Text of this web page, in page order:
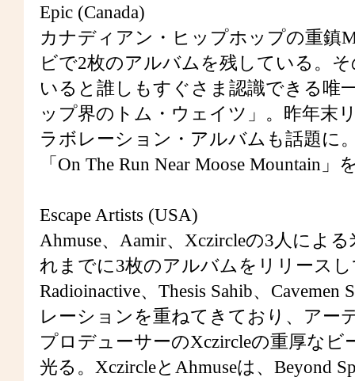
Epic (Canada)
カナディアン・ヒップホップの重鎮
ビで2枚のアルバムを残している。
いると誰しもすぐさま認識できる唯
ップ界のトム・ウェイツ」。昨年末
ラボレーション・アルバムも話題に
「On The Run Near Moose Mountain
Escape Artists (USA)
Ahmuse、Aamir、Xczircleの3人によ
れまでに3枚のアルバムをリリースし
Radioinactive、Thesis Sahib、
レーションを重ねてきており、アー
プロデューサーのXczircleの重厚なビ
光る。XczircleとAhmuseは、Beyond